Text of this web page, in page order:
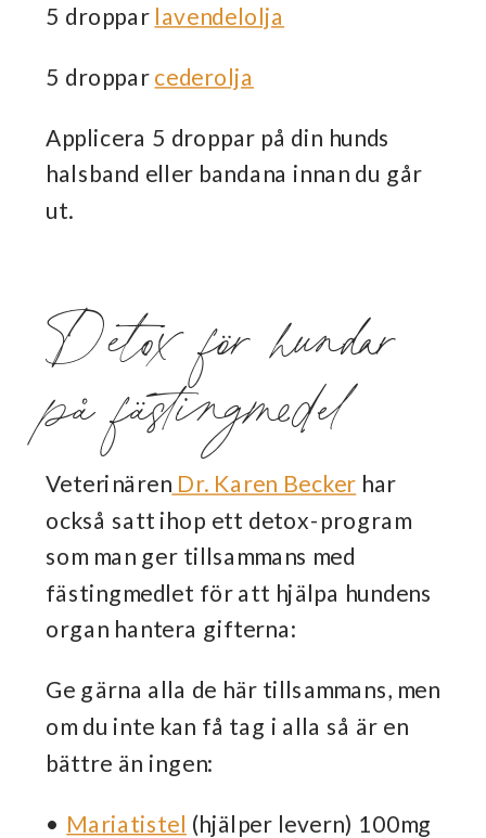
5 droppar lavendelolja
5 dropparcederolja
Applicera 5 droppar på din hunds
halsband eller bandana innan du går
ut.
Detox för hundar
på fästingmedel
Veterinären Dr. Karen Becker har
också satt ihop ett detox-program
som man ger tillsammans med
fästingmedlet för att hjälpa hundens
organ hantera gifterna:
Ge gärna alla de här tillsammans, men
om du inte kan få tag i alla så är en
bättre än ingen:
• Mariatistel (hjälper levern) 100mg